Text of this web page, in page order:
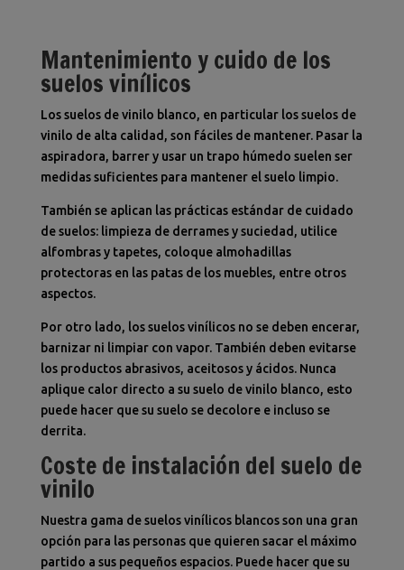
Mantenimiento y cuido de los
suelos vinílicos
Los suelos de vinilo blanco, en particular los suelos de
vinilo de alta calidad, son fáciles de mantener. Pasar la
aspiradora, barrer y usar un trapo húmedo suelen ser
medidas suficientes para mantener el suelo limpio.
También se aplican las prácticas estándar de cuidado
de suelos: limpieza de derrames y suciedad, utilice
alfombras y tapetes, coloque almohadillas
protectoras en las patas de los muebles, entre otros
aspectos.
Por otro lado, los suelos vinílicos no se deben encerar,
barnizar ni limpiar con vapor. También deben evitarse
los productos abrasivos, aceitosos y ácidos. Nunca
aplique calor directo a su suelo de vinilo blanco, esto
puede hacer que su suelo se decolore e incluso se
derrita.
Coste de instalación del suelo de
vinilo
Nuestra gama de suelos vinílicos blancos son una gran
opción para las personas que quieren sacar el máximo
partido a sus pequeños espacios. Puede hacer que su